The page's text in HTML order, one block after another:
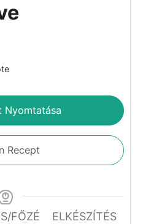
Nyomtatása
Recept
FŐZÉ
ELKÉSZÍTÉS